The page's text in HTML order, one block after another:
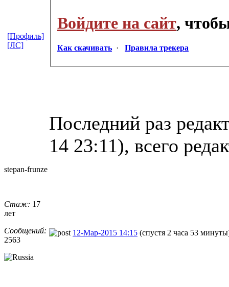
Войдите на сайт,
Как скачивать · Правила трекера
Последний раз
14 23:11), всего
[Профиль]
[ЛС]
stepan-frunz​e
Стаж: 17
лет
Сообщений:
2563
12-Мар-2015 14:15 (спустя 2 часа 53